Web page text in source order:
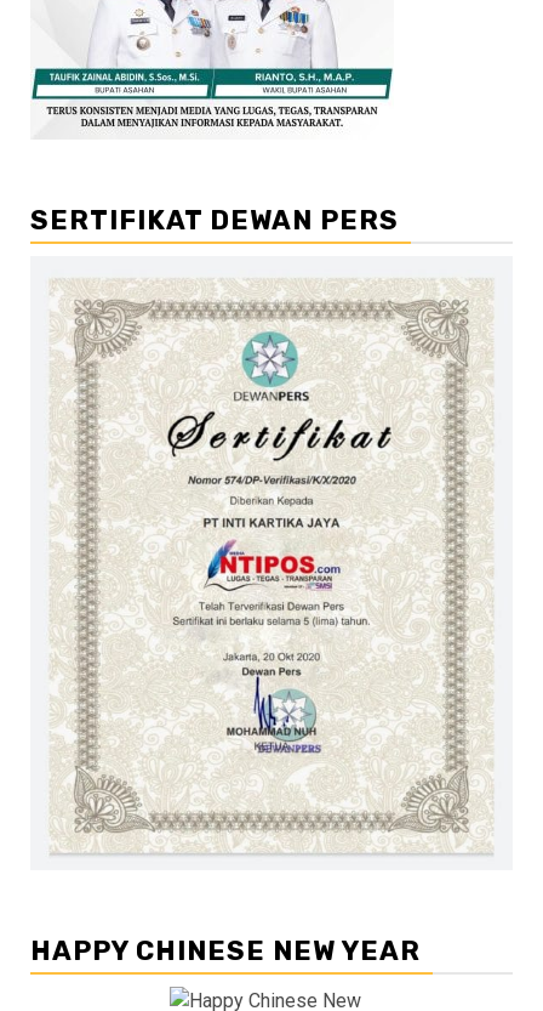
SERTIFIKAT DEWAN PERS
HAPPY CHINESE NEW YEAR